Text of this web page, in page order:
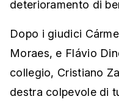
deterioramento di
Dopo i giudici
Moraes, e Flávio
collegio, Cristiano
destra colpevole di